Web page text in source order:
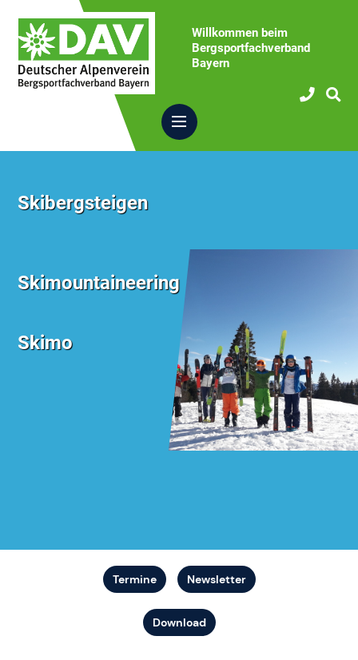
Willkommen beim
Bergsportfachverband
Bayern
Skibergsteigen
Skimountaineering
Skimo
Termine Newsletter
Download